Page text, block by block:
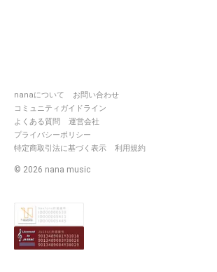
nanaについて
お問い合わせ
コミュニティガイドライン
よくある質問
運営会社
プライバシーポリシー
特定商取引法に基づく表示
利用規約
© 2026 nana music